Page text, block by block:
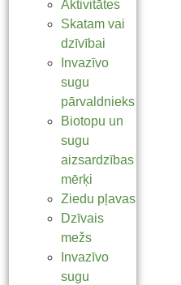
Aktivitātes
Skatam vai
dzīvībai
Invazīvo
sugu
pārvaldnieks
Biotopu un
sugu
aizsardzības
mērķi
Ziedu pļavas
Dzīvais
mežs
Invazīvo
sugu